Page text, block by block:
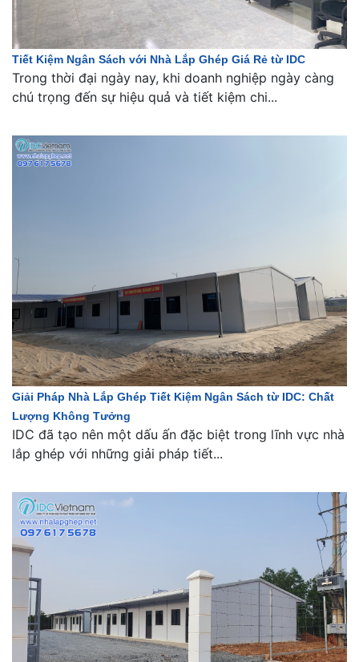
Tiết Kiệm Ngân Sách với Nhà Lắp Ghép Giá Rẻ từ IDC
Trong thời đại ngày nay, khi doanh nghiệp ngày càng
chú trọng đến sự hiệu quả và tiết kiệm chi...
Giải Pháp Nhà Lắp Ghép Tiết Kiệm Ngân Sách từ IDC: Chất
Lượng Không Tưởng
IDC đã tạo nên một dấu ấn đặc biệt trong lĩnh vực nhà
lắp ghép với những giải pháp tiết...